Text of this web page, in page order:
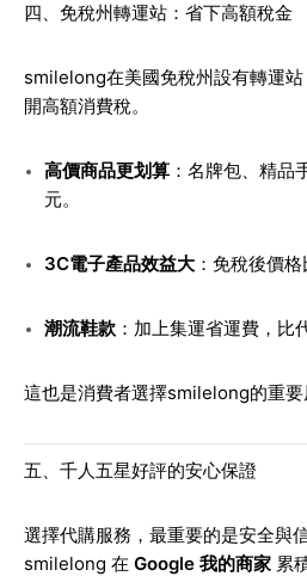
四、免稅州轉運站：省下高額稅金
smilelong在美國免稅州設有轉運
開高額消費稅。
高價商品更划算：名牌包、精品
元。
3C電子產品效益大：免稅後價格
潮流鞋款：加上集運省運費，比
這也是消費者選擇smilelong的重要
五、千人五星好評的安心保證
選擇代購服務，最重要的是安全與信
smilelong 在 Google 我的商家 累